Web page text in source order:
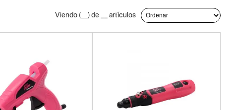
Viendo ( ) de artículos